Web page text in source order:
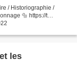
/ Historiographie /
🔩 https://t…
les